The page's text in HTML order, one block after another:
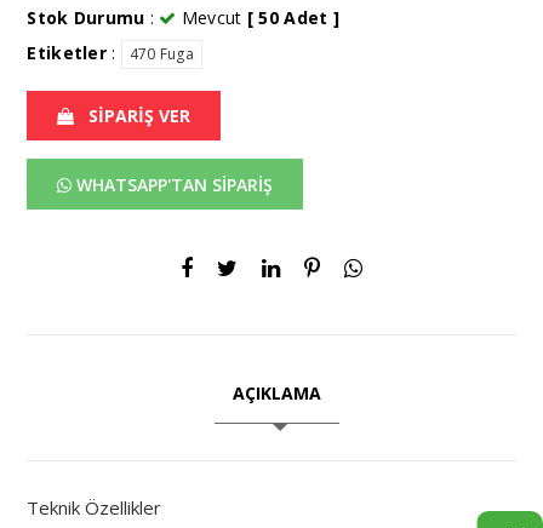
Stok Durumu : Mevcut [ 50 Adet ]
Etiketler: 470 Fuga
SİPARİŞ VER
WHATSAPP'TAN SİPARİŞ
AÇIKLAMA
Teknik Özellikler